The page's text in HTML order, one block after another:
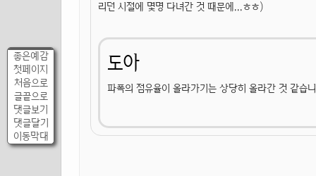
좋은예감
첫페이지
처음으로
글끝으로
댓글보기
댓글달기
이동막대
리던 시절에 몇명 다녀간 것 때문에...ㅎㅎ)
도아
파폭의 점유율이 올라가기는 상당히 올라간 것 같습